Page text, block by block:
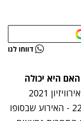
דווחו לנו
היא יכולה
שעות בודדות נותרו עד לגמר אירוויזיון 2021
ברוטרדם שייערך הערב (שבת) ב-22:00 - האירוע שבסופו